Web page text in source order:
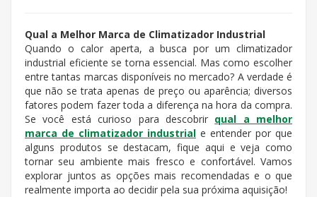
Qual a Melhor Marca de Climatizador Industrial
Quando o calor aperta, a busca por um climatizador
industrial eficiente se torna essencial. Mas como escolher
entre tantas marcas disponíveis no mercado? A verdade é
que não se trata apenas de preço ou aparência; diversos
fatores podem fazer toda a diferença na hora da compra.
Se você está curioso para descobrir qual a melhor
marca de climatizador industrial e entender por que
alguns produtos se destacam, fique aqui e veja como
tornar seu ambiente mais fresco e confortável. Vamos
explorar juntos as opções mais recomendadas e o que
realmente importa ao decidir pela sua próxima aquisição!